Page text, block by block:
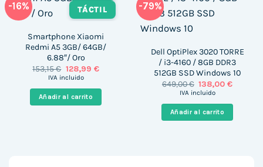
-16%
TÁCTIL
Smartphone Xiaomi
Redmi A5 3GB/ 64GB/
6.88″/ Oro
153,15€ El
precio
era:
153,15 €.
128,99 €El
es:
128,99 €.
IVA incluido
Añadir al carrito
-79%
Dell OptiPlex 3020 TORRE
/ i3-4160 / 8GB DDR3
512GB SSD Windows 10
649,00€ El
precio
era:
649,00 €.
138,00€El
es:
138,00
IVA incluido
Añadir al carrito